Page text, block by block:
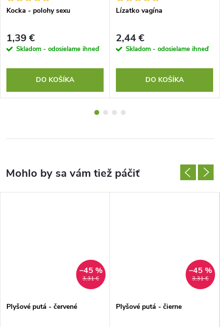
Kocka - polohy sexu
1,39 €
Skladom - odosielame ihneď
DO KOŠÍKA
Lízatko vagína
2,44 €
Skladom - odosielame ihneď
DO KOŠÍKA
3,31 €
–45 %
Plyšové putá - červené
3,31 €
–45 %
Plyšové putá - čierne